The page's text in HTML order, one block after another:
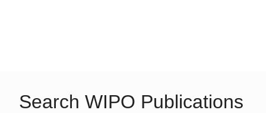
Search WIPO Publications